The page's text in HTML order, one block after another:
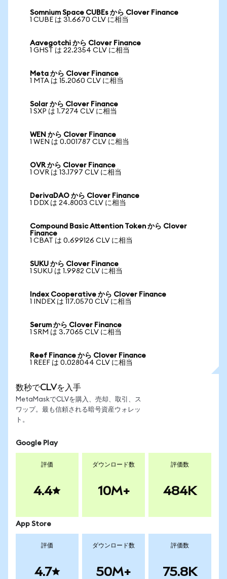
Somnium Space CUBEs から Clover Finance
1 CUBE は 31.6670 CLV に相当
Aavegotchi から Clover Finance
1 GHST は 22.2354 CLV に相当
Meta から Clover Finance
1 MTA は 15.2060 CLV に相当
Solar から Clover Finance
1 SXP は 1.7274 CLV に相当
WEN から Clover Finance
1 WEN は 0.001787 CLV に相当
OVR から Clover Finance
1 OVR は 13.1797 CLV に相当
DerivaDAO から Clover Finance
1 DDX は 24.8003 CLV に相当
Compound Basic Attention Token から Clover
Finance
1 CBAT は 0.699126 CLV に相当
SUKU から Clover Finance
1 SUKU は 1.9982 CLV に相当
Index Cooperative から Clover Finance
1 INDEX は 117.0570 CLV に相当
Serum から Clover Finance
1 SRM は 3.7065 CLV に相当
Reef Finance から Clover Finance
1 REEF は 0.028044 CLV に相当
数秒でCLVを入手
MetaMaskでCLVを購入、売却、取引、ス
ワップ。最も信頼される暗号資産ウォレッ
ト。
Google Play
評価
4.4
ダウンロード数
10M+
評価数
484K
App Store
評価
4.7
ダウンロード数
50M+
評価数
75.8K